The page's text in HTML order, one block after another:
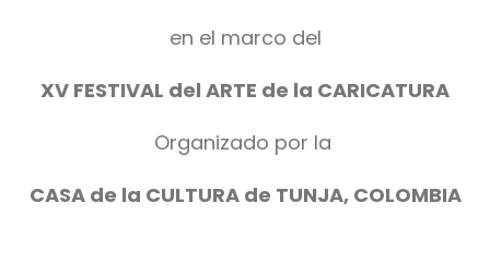
en el marco del
XV FESTIVAL del ARTE de la CARICATURA
Organizado por la
CASA de la CULTURA de TUNJA, COLOMBIA